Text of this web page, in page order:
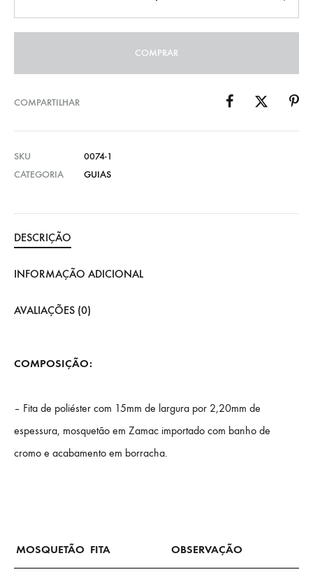
COMPRAR
COMPARTILHAR
SKU
0074-1
CATEGORIA
GUIAS
DESCRIÇÃO
INFORMAÇÃO ADICIONAL
AVALIAÇÕES (0)
COMPOSIÇÃO:
– Fita de poliéster com 15mm de largura por 2,20mm de
espessura, mosquetão em Zamac importado com banho de
cromo e acabamento em borracha.
MOSQUETÃO FITA OBSERVAÇÃO